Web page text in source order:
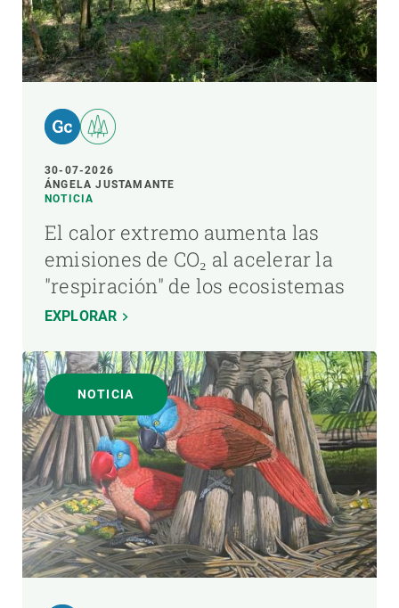
30-07-2026
ÁNGELA JUSTAMANTE
NOTICIA
El calor extremo aumenta las
emisiones de CO₂ al acelerar la
"respiración" de los ecosistemas
EXPLORAR
NOTICIA